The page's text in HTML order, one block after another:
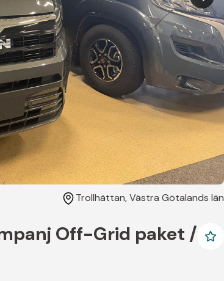
Trollhättan, Västra Götalands län
Off-Grid paket /